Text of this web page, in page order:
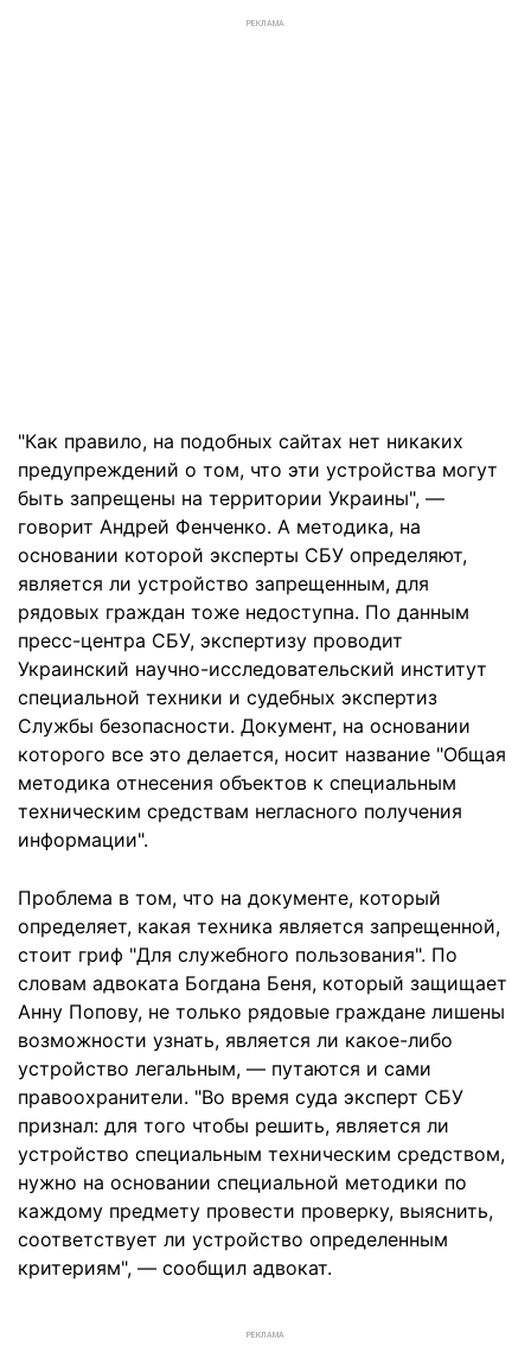
РЕКЛАМА
"Как правило, на подобных сайтах нет никаких
предупреждений о том, что эти устройства могут
быть запрещены на территории Украины", —
говорит Андрей Фенченко. А методика, на
основании которой эксперты СБУ определяют,
является ли устройство запрещенным, для
рядовых граждан тоже недоступна. По данным
пресс-центра СБУ, экспертизу проводит
Украинский научно-исследовательский институт
специальной техники и судебных экспертиз
Службы безопасности. Документ, на основании
которого все это делается, носит название "Общая
методика отнесения объектов к специальным
техническим средствам негласного получения
информации".
Проблема в том, что на документе, который
определяет, какая техника является запрещенной,
стоит гриф "Для служебного пользования". По
словам адвоката Богдана Беня, который защищает
Анну Попову, не только рядовые граждане лишены
возможности узнать, является ли какое-либо
устройство легальным, — путаются и сами
правоохранители. "Во время суда эксперт СБУ
признал: для того чтобы решить, является ли
устройство специальным техническим средством,
нужно на основании специальной методики по
каждому предмету провести проверку, выяснить,
соответствует ли устройство определенным
критериям", — сообщил адвокат.
РЕКЛАМА